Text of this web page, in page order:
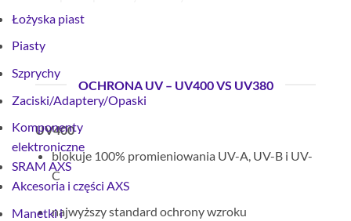
Łożyska piast
Piasty
Szprychy
Zaciski/Adaptery/Opaski
Komponenty
elektroniczne
SRAM AXS
Akcesoria i części AXS
Manetki i
OCHRONA UV – UV400 VS UV380
UV400
blokuje 100% promieniowania UV-A, UV-B i UV-
C
najwyższy standard ochrony wzroku